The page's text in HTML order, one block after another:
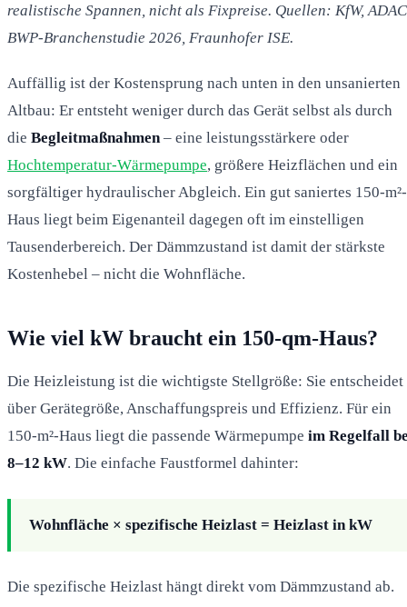
realistische Spannen, nicht als Fixpreise. Quellen: KfW,
BWP-Branchenstudie 2026, Fraunhofer ISE.
Auffällig ist der Kostensprung nach unten in den unsanierten
Altbau: Er entsteht weniger durch das Gerät selbst als durch
die Begleitmaßnahmen – eine leistungsstärkere oder
Hochtemperatur-Wärmepumpe, größere Heizflächen und ein
sorgfältiger hydraulischer Abgleich. Ein gut saniertes 150-m²-
Haus liegt beim Eigenanteil dagegen oft im einstelligen
Tausenderbereich. Der Dämmzustand ist damit der stärkste
Kostenhebel – nicht die Wohnfläche.
Wie viel kW braucht ein 150-qm-Haus?
Die Heizleistung ist die wichtigste Stellgröße: Sie entscheidet
über Gerätegröße, Anschaffungspreis und Effizienz. Für ein
150-m²-Haus liegt die passende Wärmepumpe im Regelfall
8–12 kW. Die einfache Faustformel dahinter:
Wohnfläche × spezifische Heizlast = Heizlast in kW
Die spezifische Heizlast hängt direkt vom Dämmzustand ab.